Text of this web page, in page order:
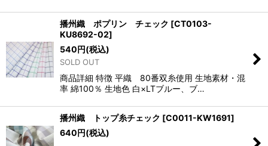
播州織 ポプリン チェック [CT0103-
KU8692-02]
540円(税込)
SOLD OUT
商品詳細 特徴 平織 80番双糸使用 生地素材・混
率 綿100％ 生地色 白×LTブルー、ブ…
播州織 トップ糸チェック [C0011-KW1691]
640円(税込)